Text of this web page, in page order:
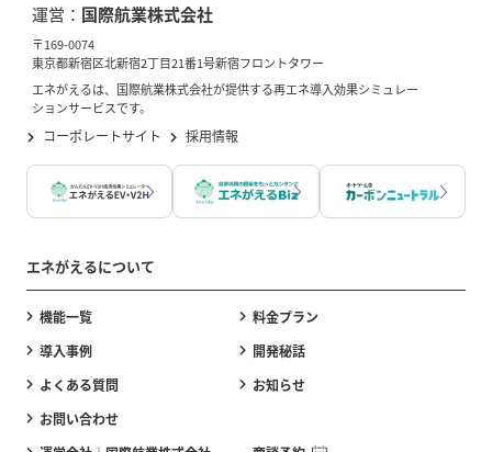
運営： 国際航業株式会社
〒169-0074
東京都新宿区北新宿2丁目21番1号新宿フロントタワー
エネがえるは、国際航業株式会社が提供する再エネ導入効果シミュレー
ションサービスです。
コーポレートサイト 採用情報
エネがえるについて
機能一覧
料金プラン
導入事例
開発秘話
よくある質問
お知らせ
お問い合わせ